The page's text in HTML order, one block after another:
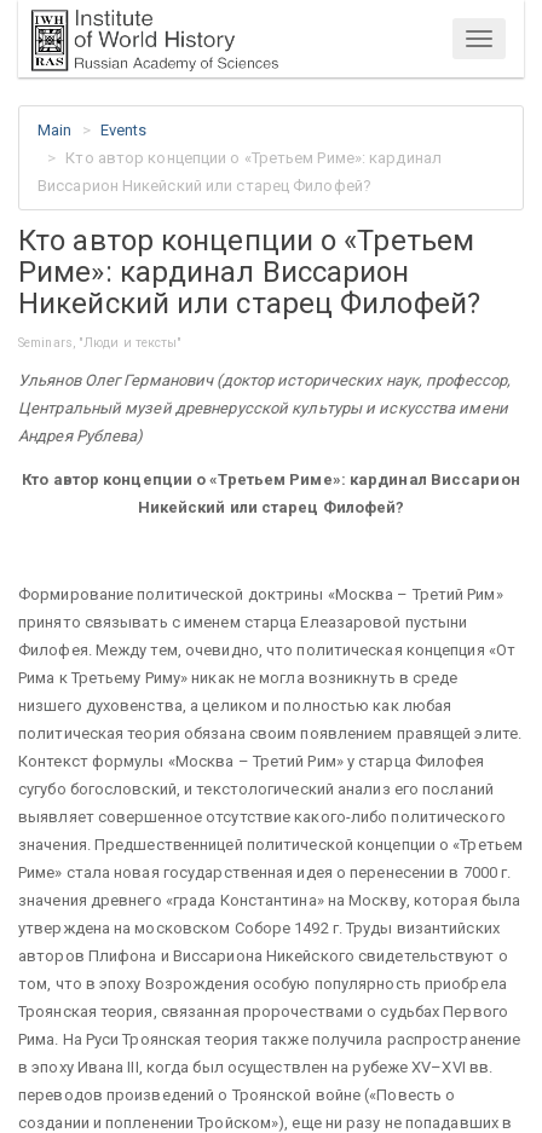
Menu
Main
Events
Кто автор концепции о «Третьем Риме»: кардинал
Виссарион Никейский или старец Филофей?
Кто автор концепции о «Третьем
Риме»: кардинал Виссарион
Никейский или старец Филофей?
Seminars, "Люди и тексты"
Ульянов Олег Германович (доктор исторических наук, профессор,
Центральный музей древнерусской культуры и искусства имени
Андрея Рублева)
Кто автор концепции о «Третьем Риме»: кардинал Виссарион
Никейский или старец Филофей?
Формирование политической доктрины «Москва – Третий Рим»
принято связывать с именем старца Елеазаровой пустыни
Филофея. Между тем, очевидно, что политическая концепция «От
Рима к Третьему Риму» никак не могла возникнуть в среде
низшего духовенства, а целиком и полностью как любая
политическая теория обязана своим появлением правящей элите.
Контекст формулы «Москва – Третий Рим» у старца Филофея
сугубо богословский, и текстологический анализ его посланий
выявляет совершенное отсутствие какого-либо политического
значения. Предшественницей политической концепции о «Третьем
Риме» стала новая государственная идея о перенесении в 7000 г.
значения древнего «града Константина» на Москву, которая была
утверждена на московском Соборе 1492 г. Труды византийских
авторов Плифона и Виссариона Никейского свидетельствуют о
том, что в эпоху Возрождения особую популярность приобрела
Троянская теория, связанная пророчествами о судьбах Первого
Рима. На Руси Троянская теория также получила распространение
в эпоху Ивана III, когда был осуществлен на рубеже XV–XVI вв.
переводов произведений о Троянской войне («Повесть о
создании и попленении Тройском»), еще ни разу не попадавших в